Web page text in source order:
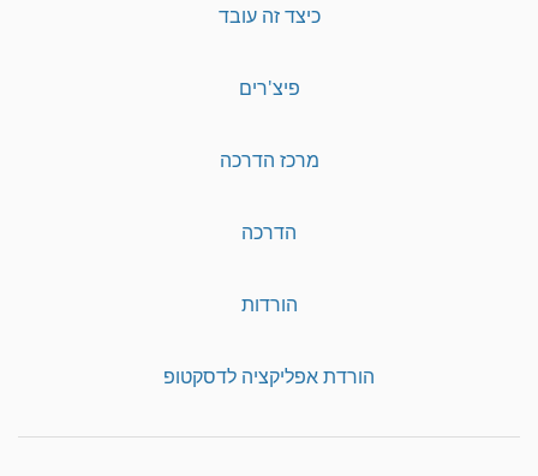
כיצד זה עובד
פיצ'רים
מרכז הדרכה
הדרכה
הורדות
הורדת אפליקציה לדסקטופ